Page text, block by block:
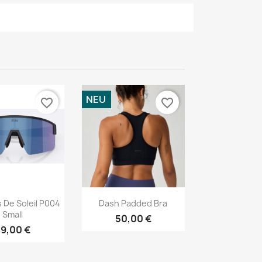
Soleil P004
Small
€
favorite_border
Vorschau
Dash Padded Bra
50,00 €
NEU favorite_border